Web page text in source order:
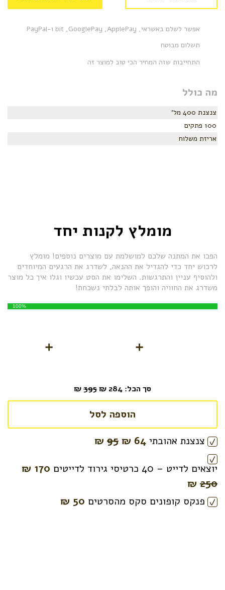
אפשר לשלם באשראי, bit ,GooglePay ,ApplePay ו-PayPal
תשלום מבוטח
התחייבות שזה המחיר הכי טוב למוצר זה
מה כולל
צנצנת 400 מל'
100 פתקים
אריזת משלוח
מומלץ לקנות יחד
הפכו את המתנה שלכם למושלמת עם מוצרים נוספים! מומלץ
לרכוש יחד כדי להגדיל את ההנאה, לשדרג את הרגעים המיוחדים
ולהוסיף עניין והתרגשות. השלימו את הסט עכשיו וגלו איך כל מוצר
משדרג את החוויה והופך אותה לבלתי נשכחת!
100%
סך הכל: 284
₪
395
₪
הוספה לסל
צנצנת אהובתי 64
₪
95
₪
יוצאים לדייט – 40 כרטיסי גירוד לדייטים
170 ₪
250
₪
פנקס קופונים סקס מהסרטים 50 ₪